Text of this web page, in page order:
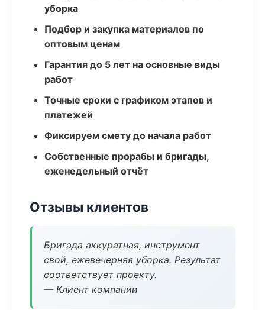
уборка
Подбор и закупка материалов по
оптовым ценам
Гарантия до 5 лет на основные виды
работ
Точные сроки с графиком этапов и
платежей
Фиксируем смету до начала работ
Собственные прорабы и бригады,
еженедельный отчёт
Отзывы клиентов
Бригада аккуратная, инструмент
свой, ежевечерняя уборка. Результат
соответствует проекту.
— Клиент компании